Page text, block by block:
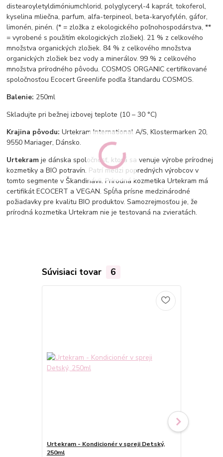
distearoyletyldimóniumchlorid, polyglyceryl-4 kaprát, tokoferol,
kyselina mliečna, parfum, alfa-terpineol, beta-karyofylén, gáfor,
limonén, pinén. (* = zložka z ekologického poľnohospodárstva, **
= vyrobené s použitím ekologických zložiek). 21 % z celkového
množstva organických zložiek. 84 % z celkového množstva
organických zložiek bez vody a minerálov. 99 % z celkového
množstva prírodného pôvodu. COSMOS ORGANIC certifikované
spoločnosťou Ecocert Greenlife podľa štandardu COSMOS.
Balenie: 250ml
Skladujte pri bežnej izbovej teplote (10 – 30 °C)
Krajina pôvodu: Urtekram International A/S, Klostermarken 20,
9550 Mariager, Dánsko.
Urtekram je dánska spoločnosť, ktorá sa venuje výrobe prírodnej
kozmetiky a BIO potravín. Patrí medzi popredných výrobcov v
tomto segmente v Škandinávii. Prírodná kozmetika Urtekram má
certifikát ECOCERT a VEGAN. Spĺňa prísne medzinárodné
požiadavky pre kvalitu BIO produktov. Samozrejmosťou je, že
prírodná kozmetika Urtekram nie je testovaná na zvieratách.
Súvisiaci tovar 6
Urtekram - Kondicionér v spreji Detský,
250ml